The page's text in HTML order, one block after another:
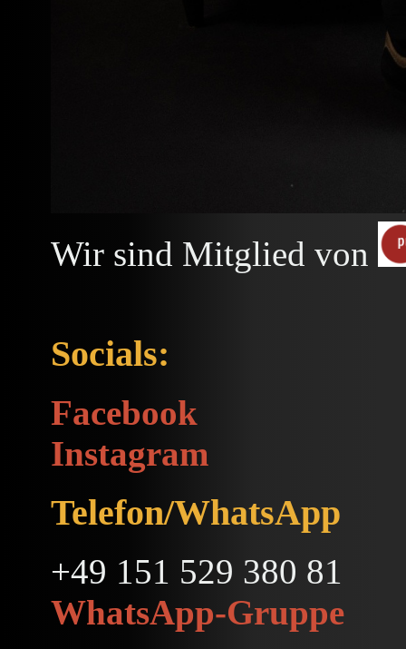
Wir sind Mitglied von
Socials:
Facebook
Instagram
Telefon/WhatsApp
+49 151 529 380 81
WhatsApp-Gruppe